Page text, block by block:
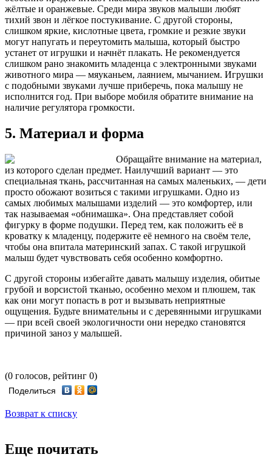
жёлтые и оранжевые. Среди мира звуков малыши любят
тихий звон и лёгкое постукивание. С другой стороны,
слишком яркие, кислотные цвета, громкие и резкие звуки
могут напугать и переутомить малыша, который быстро
устанет от игрушки и начнёт плакать. Не рекомендуется
слишком рано знакомить младенца с электронными звуками
животного мира — мяуканьем, лаянием, мычанием. Игрушки
с подобными звуками лучше приберечь, пока малышу не
исполнится год. При выборе мобиля обратите внимание на
наличие регулятора громкости.
5. Материал и форма
Обращайте внимание на материал,
из которого сделан предмет. Наилучший вариант — это
специальная ткань, рассчитанная на самых маленьких, — дети
просто обожают возиться с такими игрушками. Одно из
самых любимых малышами изделий — это комфортер, или
так называемая «обнимашка». Она представляет собой
фигурку в форме подушки. Перед тем, как положить её в
кроватку к младенцу, подержите её немного на своём теле,
чтобы она впитала материнский запах. С такой игрушкой
малыш будет чувствовать себя особенно комфортно.
С другой стороны избегайте давать малышу изделия, обитые
грубой и ворсистой тканью, особенно мехом и плюшем, так
как они могут попасть в рот и вызывать неприятные
ощущения. Будьте внимательны и с деревянными игрушками
— при всей своей экологичности они нередко становятся
причиной заноз у малышей.
(0 голосов, рейтинг 0)
Поделиться
Возврат к списку
Еще почитать